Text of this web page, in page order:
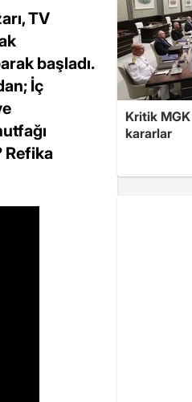
TV
başladı.
İç
Refika
Kritik MGK
kararlar